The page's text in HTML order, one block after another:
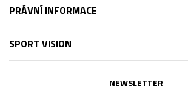
PRÁVNÍ INFORMACE
SPORT VISION
NEWSLETTER